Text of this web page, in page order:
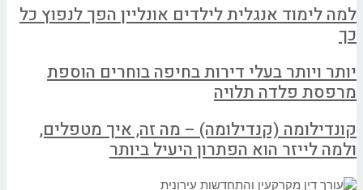
למה לימוד אנגלית לילדים אונליין הפך לנפוץ כל
כך
יותר ויותר בעלי דירות בחיפה בוחרים הוספת
מרפסת פלדה תלויה
קונדילומה (קנדילומה) – מה זה, איך מטפלים,
ולמה לייזר הוא הפתרון היעיל ביותר